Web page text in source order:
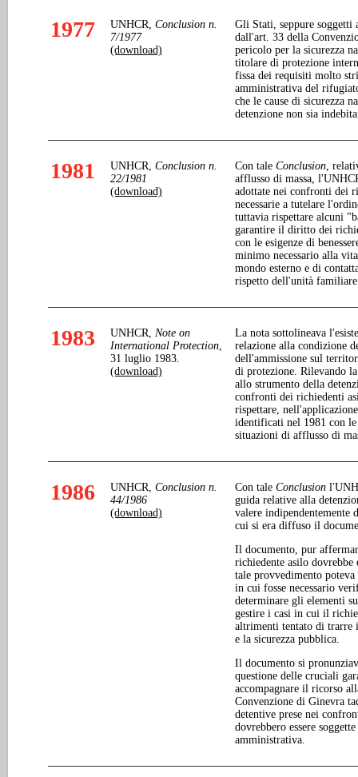
1977 UNHCR, Conclusion n.
7/1977
(download)
Gli Stati, seppure
dall'art. 33 della
pericolo per la sicurezza
titolare di protezione
fissa dei requisiti molto
amministrativa del
che le cause di sicurezza
detenzione non sia
1981 UNHCR, Conclusion n.
22/1981
(download)
Con tale Conclusion,
afflusso di massa,
adottate nei confronti dei
necessarie a tutelare
tuttavia rispettare alcuni
garantire il diritto dei
con le esigenze di
minimo necessario alla
mondo esterno e di
rispetto dell'unità
1983 UNHCR, Note on
International Protection,
31 luglio 1983.
(download)
La nota sottolineava
relazione alla condizione
dell'ammissione sul
di protezione. Rilevando
allo strumento della
confronti dei richiedenti
rispettare,
identificati nel 1981 con
situazioni di afflusso di
1986 UNHCR, Conclusion n.
44/1986
(download)
Con tale Conclusion
guida relative alla
valere indipendentemente
cui si era diffuso il
Il documento, pur
richiedente asilo dovrebbe
tale provvedimento
in cui fosse necessario
determinare gli elementi
gestire i casi in cui il
altrimenti tentato di trarre
e la sicurezza pubblica.
Il documento si
questione delle cruciali
accompagnare il ricorso
Convenzione di Ginevra
detentive prese nei
dovrebbero essere
amministrativa.